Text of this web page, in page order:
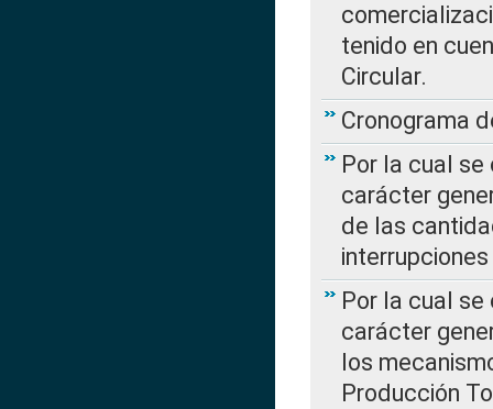
tenido en
Circular.
Cronograma
Por la cual
carácter
de las
Por la cual
carácter
los
Producción